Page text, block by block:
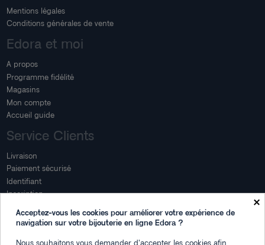
Mentions légales
Conditions générales de vente
Edora et moi
A propos
Programme fidélité
Magasins
Mon compte
Accueil guide
Service Clients
Livraison
Paiement sécurisé
Identifiant
Inscription
Mon espace
×
Acceptez-vous les cookies pour améliorer votre expérience de
navigation sur votre bijouterie en ligne Edora ?
Nous souhaitons vous demander d'accepter les cookies afin